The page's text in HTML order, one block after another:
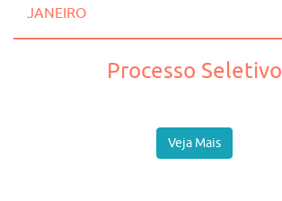
JANEIRO
Processo Seletivo
Veja Mais